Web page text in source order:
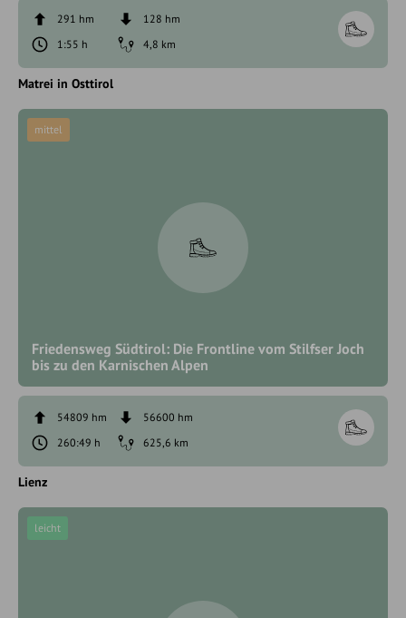
291 hm
128 hm
1:55 h
4,8 km
Matrei in Osttirol
Friedensweg Südtirol: Die Frontline vom Stilfser Joch
bis zu den Karnischen Alpen
mittel
54809 hm
56600 hm
260:49 h
625,6 km
Lienz
leicht